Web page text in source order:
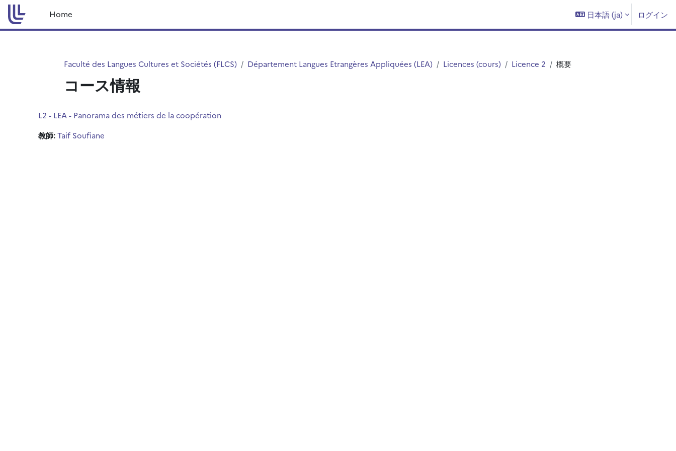
メインコンテンツへスキップする
Home
日本語 ‎(ja)‎ ログイン
Faculté des Langues Cultures et Sociétés (FLCS) Département Langues Etrangères Appliquées (LEA) Licences (cours) Licence 2 概要
コース情報
L2 - LEA - Panorama des métiers de la coopération
教師:Taif Soufiane